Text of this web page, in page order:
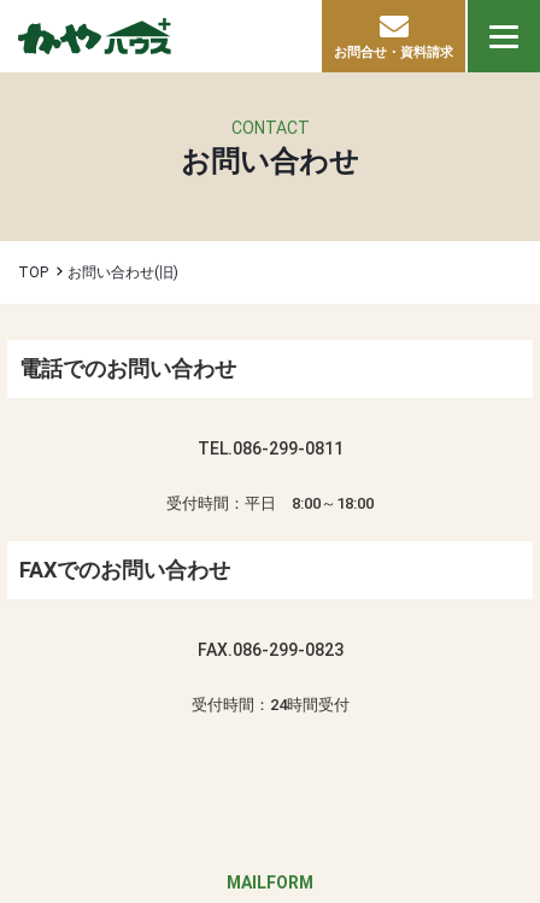
お問合せ・資料請求
CONTACT
お問い合わせ
TOP お問い合わせ(旧)
電話でのお問い合わせ
TEL.086-299-0811
受付時間：平日 8:00～18:00
FAXでのお問い合わせ
FAX.086-299-0823
受付時間：24時間受付
MAILFORM